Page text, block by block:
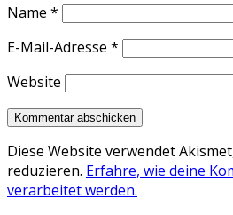
Name *
E-Mail-Adresse *
Website
Diese Website verwendet
reduzieren. Erfahre, wie deine
verarbeitet werden.